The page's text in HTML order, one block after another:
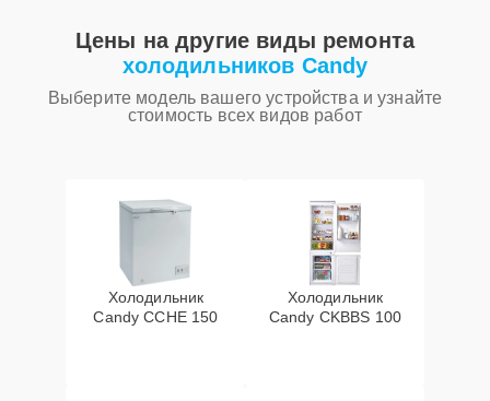
Цены на другие виды ремонта
холодильников Candy
Выберите модель вашего устройства и узнайте
стоимость всех видов работ
Холодильник
Candy CCHE 150
Холодильник
Candy CKBBS 100